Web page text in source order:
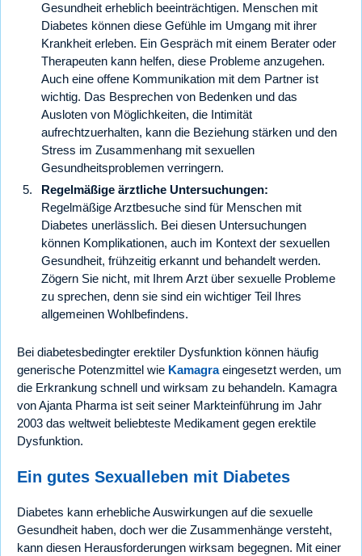
Gesundheit erheblich beeinträchtigen. Menschen mit
Diabetes können diese Gefühle im Umgang mit ihrer
Krankheit erleben. Ein Gespräch mit einem Berater oder
Therapeuten kann helfen, diese Probleme anzugehen.
Auch eine offene Kommunikation mit dem Partner ist
wichtig. Das Besprechen von Bedenken und das
Ausloten von Möglichkeiten, die Intimität
aufrechtzuerhalten, kann die Beziehung stärken und den
Stress im Zusammenhang mit sexuellen
Gesundheitsproblemen verringern.
Regelmäßige ärztliche Untersuchungen:
Regelmäßige Arztbesuche sind für Menschen mit
Diabetes unerlässlich. Bei diesen Untersuchungen
können Komplikationen, auch im Kontext der sexuellen
Gesundheit, frühzeitig erkannt und behandelt werden.
Zögern Sie nicht, mit Ihrem Arzt über sexuelle Probleme
zu sprechen, denn sie sind ein wichtiger Teil Ihres
allgemeinen Wohlbefindens.
Bei diabetesbedingter erektiler Dysfunktion können häufig
generische Potenzmittel wie Kamagraeingesetzt werden, um
die Erkrankung schnell und wirksam zu behandeln. Kamagra
von Ajanta Pharma ist seit seiner Markteinführung im Jahr
2003 das weltweit beliebteste Medikament gegen erektile
Dysfunktion.
Ein gutes Sexualleben mit Diabetes
Diabetes kann erhebliche Auswirkungen auf die sexuelle
Gesundheit haben, doch wer die Zusammenhänge versteht,
kann diesen Herausforderungen wirksam begegnen. Mit einer